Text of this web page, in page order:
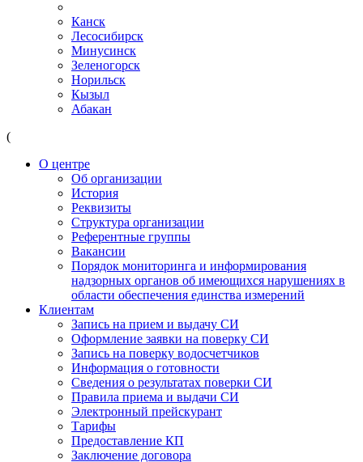
Канск
Лесосибирск
Минусинск
Зеленогорск
Норильск
Кызыл
Абакан
(
О центре
Об организации
История
Реквизиты
Структура организации
Референтные группы
Вакансии
Порядок мониторинга и информирования
надзорных органов об имеющихся нарушениях в
области обеспечения единства измерений
Клиентам
Запись на прием и выдачу СИ
Оформление заявки на поверку СИ
Запись на поверку водосчетчиков
Информация о готовности
Сведения о результатах поверки СИ
Правила приема и выдачи СИ
Электронный прейскурант
Тарифы
Предоставление КП
Заключение договора